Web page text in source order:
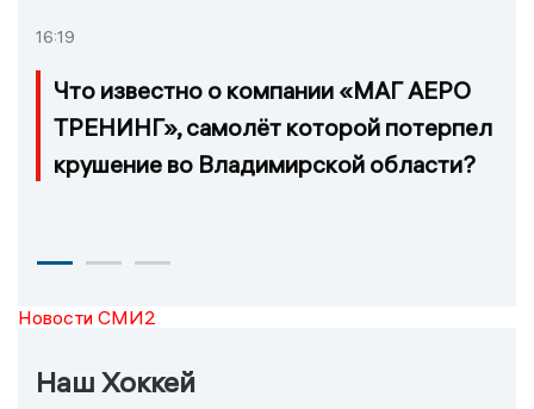
16:19
Что известно о компании «МАГ АЕРО
ТРЕНИНГ», самолёт которой потерпел
крушение во Владимирской области?
Новости СМИ2
Наш Хоккей